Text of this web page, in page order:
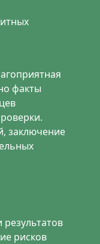
факты
заключение
рисков